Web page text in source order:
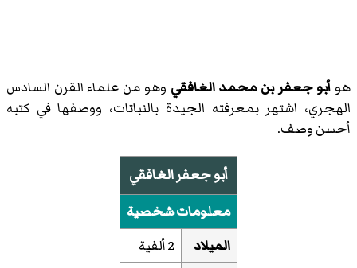
هو أبو جعفر بن محمد الغافقي وهو من علماء القرن السادس
الهجري، اشتهر بمعرفته الجيدة بالنباتات، ووصفها في كتبه
أحسن وصف.
أبو جعفر الغافقي
معلومات شخصية
الميلاد
2 ألفية